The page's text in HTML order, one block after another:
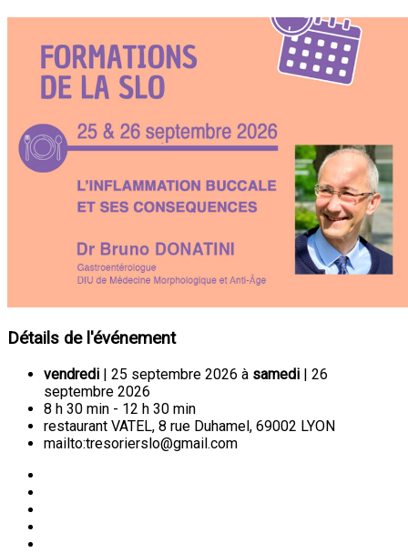
Détails de l'événement
vendredi | 25 septembre 2026 à samedi | 26
septembre 2026
8 h 30 min - 12 h 30 min
restaurant VATEL, 8 rue Duhamel, 69002 LYON
mailto:tresorierslo@gmail.com